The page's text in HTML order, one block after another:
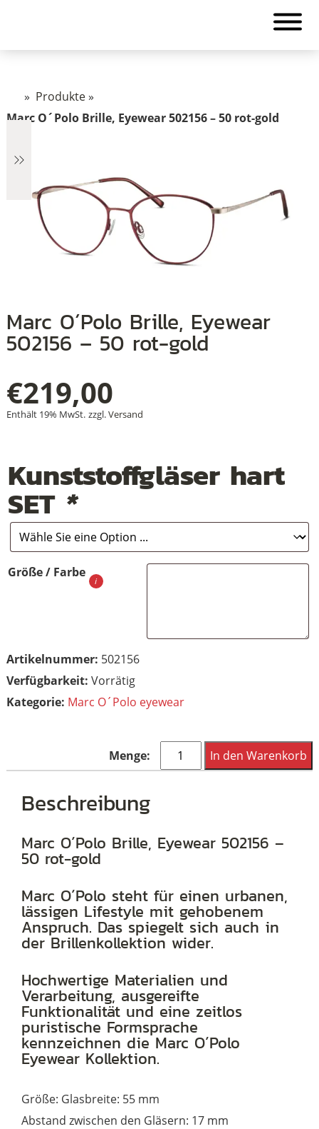
» Produkte»
Marc O´Polo Brille, Eyewear 502156 – 50 rot-gold
Marc O´Polo Brille, Eyewear
502156 – 50 rot-gold
€219,00
Enthält 19% MwSt. zzgl.Versand
Kunststoffgläser hart
SET *
Größe / Farbe
Artikelnummer: 502156
Vorrätig
Kategorie: Marc O´Polo eyewear
Marc
O
Eyewear
50
rot-
gold
In den Warenkorb
Beschreibung
Marc O´Polo Brille, Eyewear 502156 –
50 rot-gold
Marc O´Polo steht für einen urbanen,
lässigen Lifestyle mit gehobenem
Anspruch. Das spiegelt sich auch in
der Brillenkollektion wider.
Hochwertige Materialien und
Verarbeitung, ausgereifte
Funktionalität und eine zeitlos
puristische Formsprache
kennzeichnen die Marc O´Polo
Eyewear Kollektion.
Größe: Glasbreite: 55 mm
Abstand zwischen den Gläsern: 17 mm
+
+